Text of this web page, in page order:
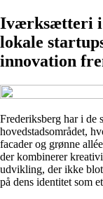
Iværksætteri i
lokale
innovation
Frederiksberg har i de
hovedstadsområdet,
facader og grønne
der kombinerer
udvikling, der ikke
på dens identitet som